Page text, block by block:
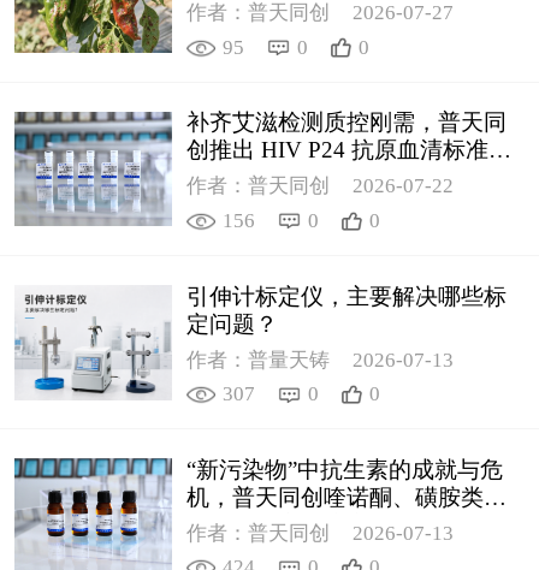
作者：普天同创
2026-07-27
95
0 0
补齐艾滋检测质控刚需，普天同
创推出 HIV P24 抗原血清标准物
质
作者：普天同创
2026-07-22
156
0 0
引伸计标定仪，主要解决哪些标
定问题？
作者：普量天铸
2026-07-13
307
0 0
“新污染物”中抗生素的成就与危
机，普天同创喹诺酮、磺胺类质
控新品筑牢环境安全防线
作者：普天同创
2026-07-13